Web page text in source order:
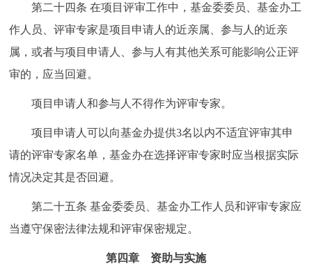
第二十四条 在项目评审工作中，基金委委员、基金办工
作人员、评审专家是项目申请人的近亲属、参与人的近亲
属，或者与项目申请人、参与人有其他关系可能影响公正评
审的，应当回避。
项目申请人和参与人不得作为评审专家。
项目申请人可以向基金办提供3名以内不适宜评审其申
请的评审专家名单，基金办在选择评审专家时应当根据实际
情况决定其是否回避。
第二十五条 基金委委员、基金办工作人员和评审专家应
当遵守保密法律法规和评审保密规定。
第四章 资助与实施